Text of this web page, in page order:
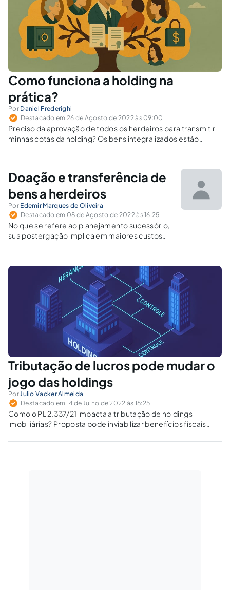
Como funciona a holding na
prática?
Por Daniel Frederighi
Destacado em 26 de Agosto de 2022 às 09:00
Preciso da aprovação de todos os herdeiros para transmitir
minhas cotas da holding? Os bens integralizados estão
falecimento do doador, é necessário recolher o ITCMD? Filho
fora do casamento pode exigir sua parte da herança?
Doação e transferência de
bens a herdeiros
Por Edemir Marques de Oliveira
Destacado em 08 de Agosto de 2022 às 16:25
No que se refere ao planejamento sucessório,
sua postergação implica em maiores custos
envolvidos.
Tributação de lucros pode mudar o
jogo das holdings
PorJulio Vacker Almeida
Destacado em 14 de Julho de 2022 às 18:25
Como o PL 2.337/21 impacta a tributação de holdings
imobiliárias? Proposta pode inviabilizar benefícios fiscais